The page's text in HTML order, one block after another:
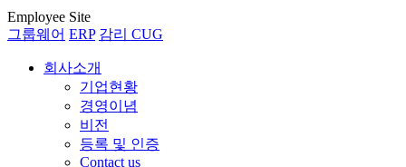
Employee Site
그룹웨어 ERP 감리 CUG
회사소개
기업현황
경영이념
비전
등록 및 인증
Contact us